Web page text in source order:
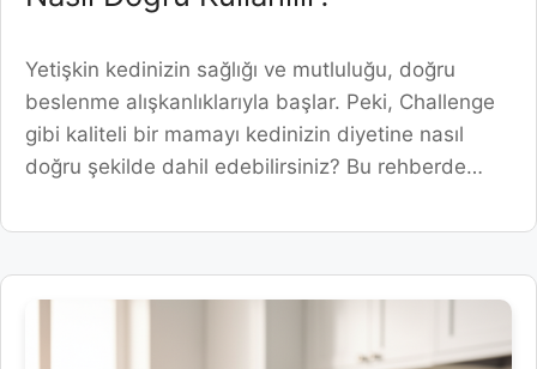
Yetişkin kedinizin sağlığı ve mutluluğu, doğru
beslenme alışkanlıklarıyla başlar. Peki, Challenge
gibi kaliteli bir mamayı kedinizin diyetine nasıl
doğru şekilde dahil edebilirsiniz? Bu rehberde…